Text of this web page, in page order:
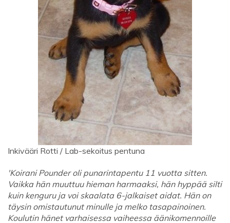
Inkivääri Rotti / Lab-sekoitus pentuna
'Koirani Pounder oli punarintapentu 11 vuotta sitten.
Vaikka hän muuttuu hieman harmaaksi, hän hyppää silti
kuin kenguru ja voi skaalata 6-jalkaiset aidat. Hän on
täysin omistautunut minulle ja melko tasapainoinen.
Koulutin hänet varhaisessa vaiheessa äänikomennoille